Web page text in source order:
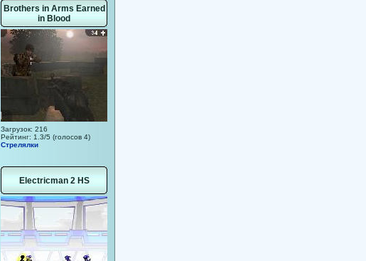
Brothers in Arms Earned
in Blood
Загрузок: 216
Рейтинг: 1.3/5 (голосов 4)
Стрелялки
Electricman 2 HS